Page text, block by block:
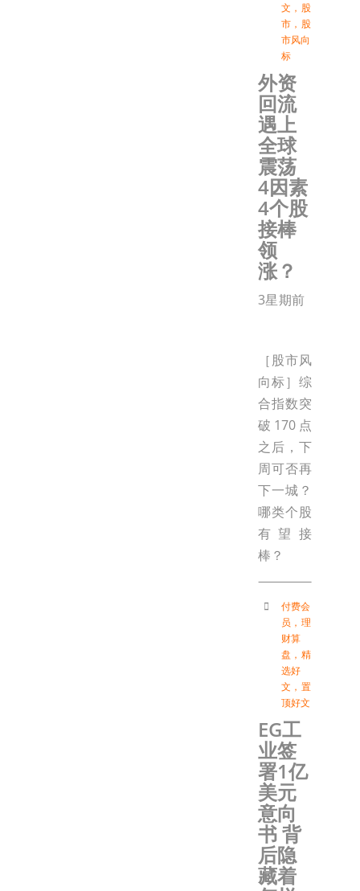
文 ， 股
市 ， 股
市风向
标
外资
回流
遇上
全球
震荡
4因素
4个股
接棒
领
涨？
3星期前
［股市风
向标］综
合指数突
破170点
之后，下
周可否再
下一城？
哪类个股
有望接
棒？
付费会
员 ， 理
财算
盘 ， 精
选好
文 ， 置
顶好文
EG工
业签
署1亿
美元
意向
书 背
后隐
藏着